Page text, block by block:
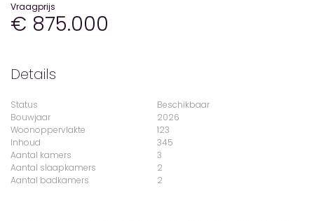
Vraagprijs
€ 875.000
Details
Status
Beschikbaar
Bouwjaar
2026
Woonoppervlakte
123
Inhoud
345
Aantal kamers
3
Aantal slaapkamers
2
Aantal badkamers
2